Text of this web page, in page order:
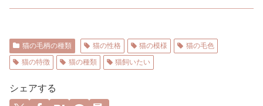
猫の毛柄の種類 猫の性格 猫の模様
猫の毛色
猫の特徴
猫の種類 猫飼いたい
シェアする